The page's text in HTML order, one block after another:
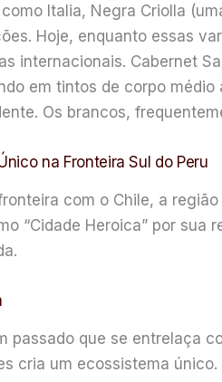
Italia, Negra Criolla
Hoje, enquanto essas
internacionais. Cabernet
em tintos de corpo
Os brancos,
na Fronteira Sul do Peru
com o Chile, a
“Cidade Heroica” por
passado que se entrelaça
cria um ecossistema